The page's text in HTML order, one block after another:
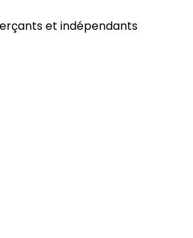
et indépendants